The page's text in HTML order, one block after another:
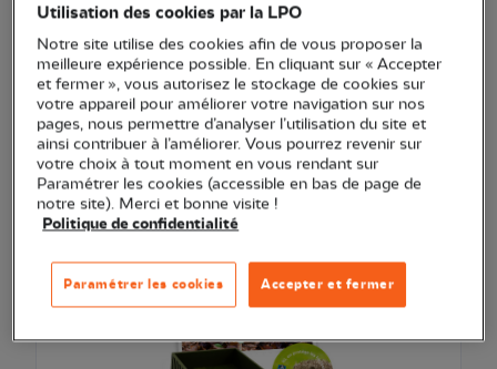
144,00 €
Voir l'article Ajouter au
Utilisation des cookies par la LPO
Notre site utilise des cookies afin de vous proposer la
meilleure expérience possible. En cliquant sur « Accepter
et fermer », vous autorisez le stockage de cookies sur
votre appareil pour améliorer votre navigation sur nos
pages, nous permettre d’analyser l’utilisation du site et
ainsi contribuer à l’améliorer. Vous pourrez revenir sur
votre choix à tout moment en vous rendant sur
Paramétrer les cookies (accessible en bas de page de
notre site). Merci et bonne visite !
Politique de confidentialité
Accepter et fermer
Paramétrer les cookies